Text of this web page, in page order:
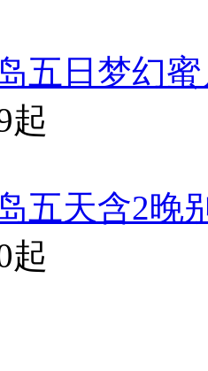
五日梦幻
起
五天含2晚
起